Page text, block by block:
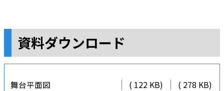
資料ダウンロード
舞台平面図 ( 122 KB) ( 278 KB)